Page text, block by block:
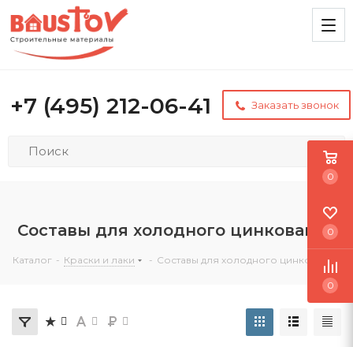
+7 (495) 212-06-41 Заказать звонок
Составы для холодного цинкования
Каталог - Краски и лаки - Составы для холодного цинкования
0
0
0